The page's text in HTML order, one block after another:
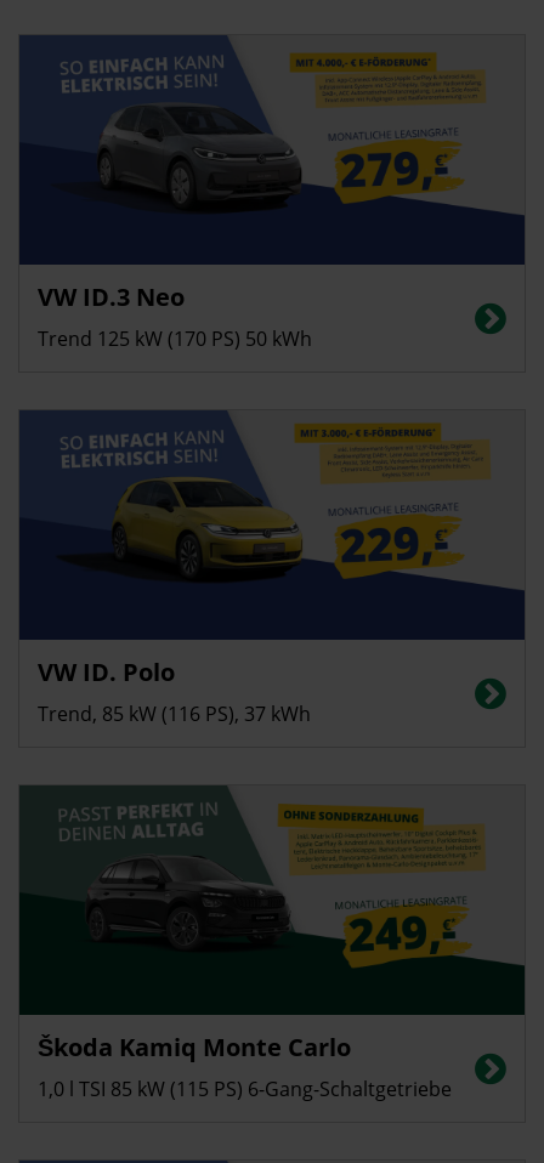
Stromverbrauch in kWh/100 km (kombiniert): 14,0; CO2-Emissionen
(kombiniert): 0 g/km; CO2-Klasse: A, Innerortsreichweite bis 552 km
VW ID.3 Neo
Trend 125 kW (170 PS) 50 kWh
Stromverbrauch in kWh/100 km (kombiniert): 13,8 | CO2-Emissionen
(kombiniert): 0 g/km | CO2-Klasse: A | Elektrische Reichweite (kombiniert):
323 km
VW ID. Polo
Trend, 85 kW (116 PS), 37 kWh
Energieverbrauch in l/100 km (kombiniert): 5,4; CO2-Emissionen
(kombiniert): 123 g/km, CO2-Klasse: D
Škoda Kamiq Monte Carlo
1,0 l TSI 85 kW (115 PS) 6-Gang-Schaltgetriebe